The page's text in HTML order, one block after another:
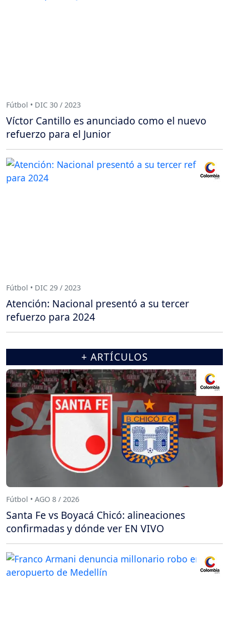
Fútbol • DIC 30 / 2023
Víctor Cantillo es anunciado como el nuevo
refuerzo para el Junior
Fútbol • DIC 29 / 2023
Atención: Nacional presentó a su tercer
refuerzo para 2024
+ ARTÍCULOS
Fútbol • AGO 8 / 2026
Santa Fe vs Boyacá Chicó: alineaciones
confirmadas y dónde ver EN VIVO